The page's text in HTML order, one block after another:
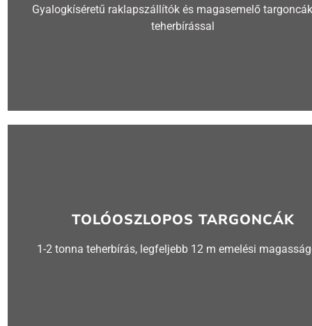
Gyalogkíséretű raklapszállítók és magasemelő
teherbírással
TOLÓOSZLOPOS TARGONCÁK
1-2 tonna teherbírás, legfeljebb 12 m emelési